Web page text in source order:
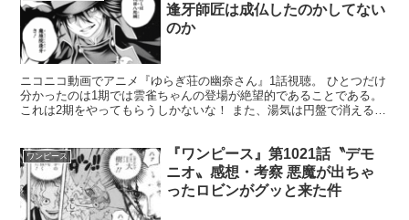
逢牙師匠は成仏したのかしてない
のか
ニコニコ動画でアニメ『ゆらぎ荘の幽奈さん』1話視聴。 ひとつだけ
分かったのは1期では雲雀ちゃんの登場が絶望的であることである。
これは2期をやってもらうしかないな！ また、湯気は円盤で消えるの
ワンピース
『ワンピース』第1021話〝デモ
ニオ〟感想・考察 悪魔が出ちゃ
ったロビンがグッと来た件